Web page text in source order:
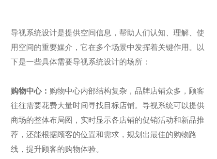
导视系统设计是提供空间信息，帮助人们认知、理解、使
用空间的重要媒介，它在多个场景中发挥着关键作用。以
下是一些具体需要导视系统设计的场所：
购物中心： 购物中心内部结构复杂，品牌店铺众多，顾客
往往需要花费大量时间寻找目标店铺。导视系统可以提供
商场的整体布局图，实时显示各店铺的促销活动和新品推
荐，还能根据顾客的位置和需求，规划出最佳的购物路
线，提升顾客的购物体验。